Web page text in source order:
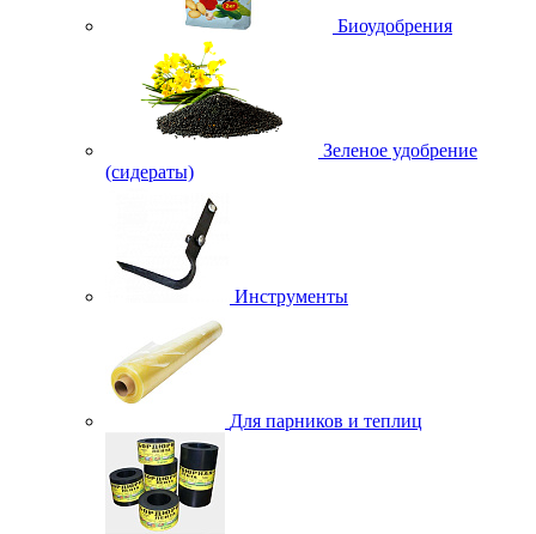
Биоудобрения
Зеленое удобрение
(сидераты)
Инструменты
Для парников и теплиц